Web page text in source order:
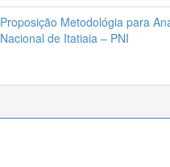
Proposição Metodológia para
Nacional de Itatiaia – PNI